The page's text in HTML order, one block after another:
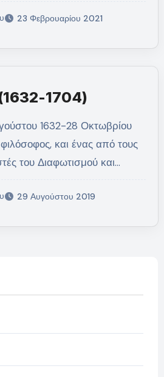
23 Φεβρουαρίου 2021
1704)
και ένας από τους
του Διαφωτισμού και…
29 Αυγούστου 2019